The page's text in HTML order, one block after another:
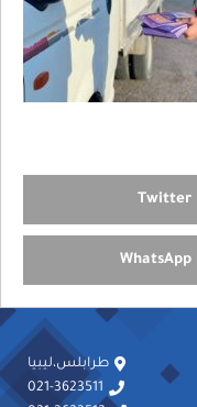
Twitter
WhatsApp
طرابلس،ليبيا
021-3623511